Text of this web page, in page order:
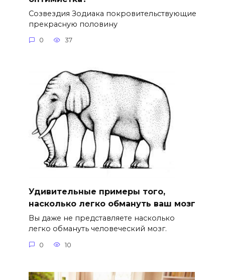
Созвездия Зодиака покровительствующие
прекрасную половину
0 37
Удивительные примеры того,
насколько легко обмануть ваш мозг
Вы даже не представляете насколько
легко обмануть человеческий мозг.
0 10